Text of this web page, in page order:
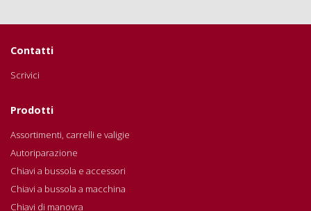
Contatti
Scrivici
Prodotti
Assortimenti, carrelli e valigie
Autoriparazione
Chiavi a bussola e accessori
Chiavi a bussola a macchina
Chiavi di manovra